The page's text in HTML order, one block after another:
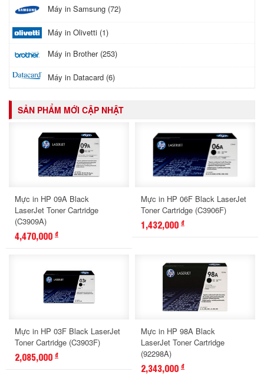
Máy in Samsung (72)
Máy in Olivetti (1)
Máy in Brother (253)
Máy in Datacard (6)
SẢN PHẨM MỚI CẬP NHẬT
Mực in HP 09A Black
LaserJet Toner Cartridge
(C3909A)
4,470,000 đ
Mực in HP 06F Black LaserJet
Toner Cartridge (C3906F)
1,432,000 đ
Mực in HP 03F Black LaserJet
Toner Cartridge (C3903F)
2,085,000 đ
Mực in HP 98A Black
LaserJet Toner Cartridge
(92298A)
2,343,000 đ